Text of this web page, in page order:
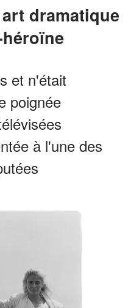
et n'était
poignée
à l'une des